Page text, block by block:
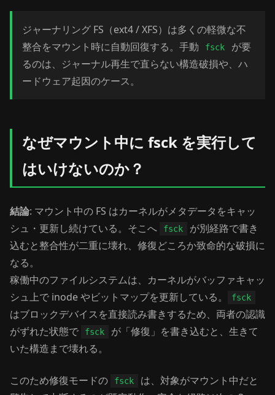
ジャーナリング FS（ext4 / XFS）は多くの軽微な不
整合をマウント時に自動回復する。手動
fsck
が要
るのは、ジャーナル再生で直らない構造破損や、ハ
ードウェア起因のケース。
なぜマウント中に fsck を実行して
はいけないのか？
結論: マウント中の FS はカーネルがメタデータをキャッ
シュ・更新し続けている。そこへ
fsck
が別経路で書き
込むと整合性が二重に壊れ、修復どころか致命的な破損に
なる。
稼働中のファイルシステムは、カーネルがバッファキャッ
シュ上で inode やビットマップを更新している。
fsck
はブロックデバイスを直接読み書きするため、両者の認識
がずれた状態で
fsck
が「修復」を書き込むと、生きて
いた構造まで壊れる。
このため修復モードの fsck
は、対象がマウント中だと